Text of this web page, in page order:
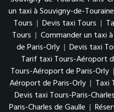
un taxi à Souvigny-de-
Tours | Devis taxi Tours |
Tours | Commander un taxi
de Paris-Orly | Devis taxi
Tarif taxi Tours-Aéroport
Tours-Aéroport de Paris-Orly |
Aéroport de Paris-Orly | Taxi
Devis taxi Tours-Paris-
Paris-Charles de Gaulle |